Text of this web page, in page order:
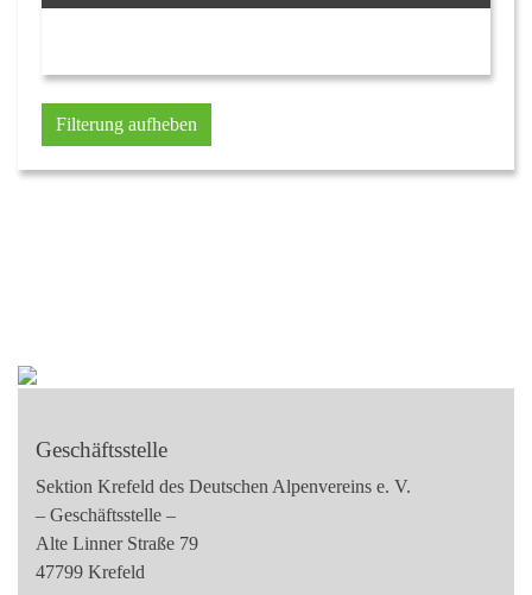
Filterung aufheben
Geschäftsstelle
Sektion Krefeld des Deutschen Alpenvereins e. V.
– Geschäftsstelle –
Alte Linner Straße 79
47799 Krefeld